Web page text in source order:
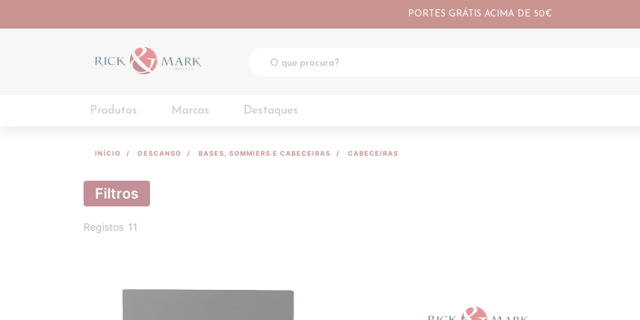
PORTES GRÁTIS ACIMA DE 50€
Produtos Marcas Destaques
INÍCIO DESCANSO BASES, SOMMIERS E CABECEIRAS CABECEIRAS
Filtros
Registos 11